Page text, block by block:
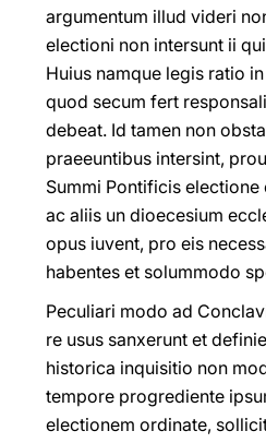
argumentum illud videri
electioni non intersunt ii
Huius namque legis ratio
quod secum fert
debeat. Id tamen non
praeeuntibus intersint,
Summi Pontificis
ac aliis un dioecesium
opus iuvent, pro eis
habentes et solummodo
Peculiari modo ad
re usus sanxerunt et
historica inquisitio non
tempore progrediente
electionem ordinate,